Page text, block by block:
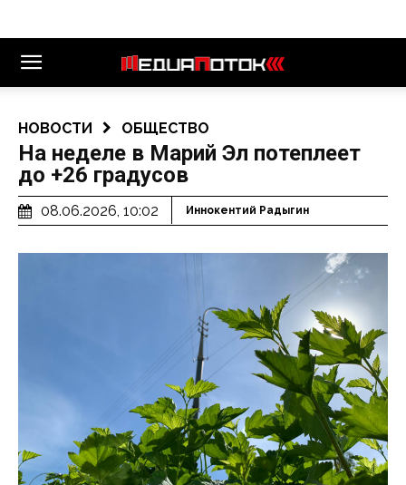
НОВОСТИ ОБЩЕСТВО
На неделе в Марий Эл потеплеет
до +26 градусов
08.06.2026, 10:02 Иннокентий Радыгин